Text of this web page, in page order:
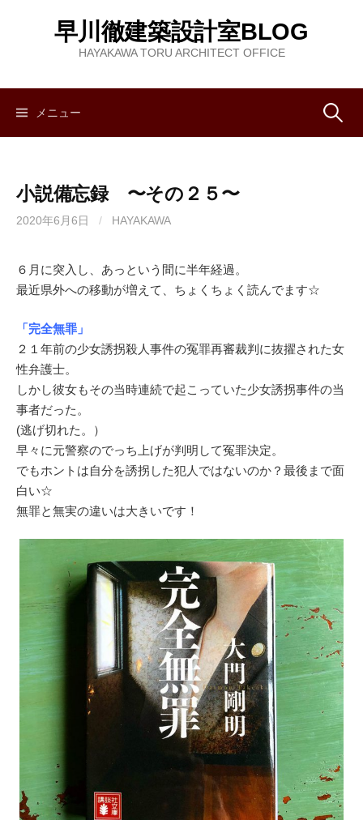
ツ
早川徹建築設計室BLOG
HAYAKAWA TORU ARCHITECT OFFICE
メニュー 検
小説備忘録 〜その２５〜
2020年6月6日 / HAYAKAWA
６月に突入し、あっという間に半年経過。
最近県外への移動が増えて、ちょくちょく読んでます☆
「完全無罪」
２１年前の少女誘拐殺人事件の冤罪再審裁判に抜擢された女
性弁護士。
しかし彼女もその当時連続で起こっていた少女誘拐事件の当
事者だった。
(逃げ切れた。）
早々に元警察のでっち上げが判明して冤罪決定。
でもホントは自分を誘拐した犯人ではないのか？最後まで面
白い☆
無罪と無実の違いは大きいです！